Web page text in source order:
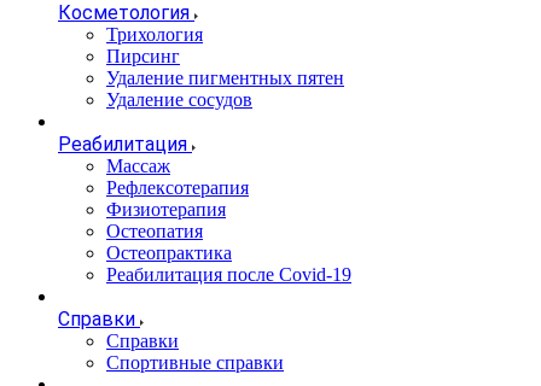
Косметология
Трихология
Пирсинг
Удаление пигментных пятен
Удаление сосудов
Реабилитация
Массаж
Рефлексотерапия
Физиотерапия
Остеопатия
Остеопрактика
Реабилитация после Covid-19
Справки
Справки
Спортивные справки